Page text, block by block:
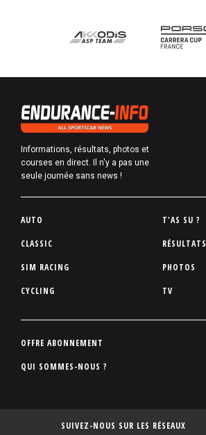
Informations, résultats, photos et
courses en direct. Il n'y a pas une
seule journée sans news !
P
d
d
p
e
AUTO
CLASSIC
SIM RACING
CYCLING
T'AS SU ?
RÉSULTATS
PHOTOS
TV
P
d
OFFRE ABONNEMENT
QUI SOMMES-NOUS ?
SUIVEZ-NOUS SUR LES RÉSEAUX